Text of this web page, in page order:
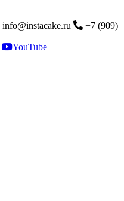
info@instacake.ru
+7 (909)
YouTube